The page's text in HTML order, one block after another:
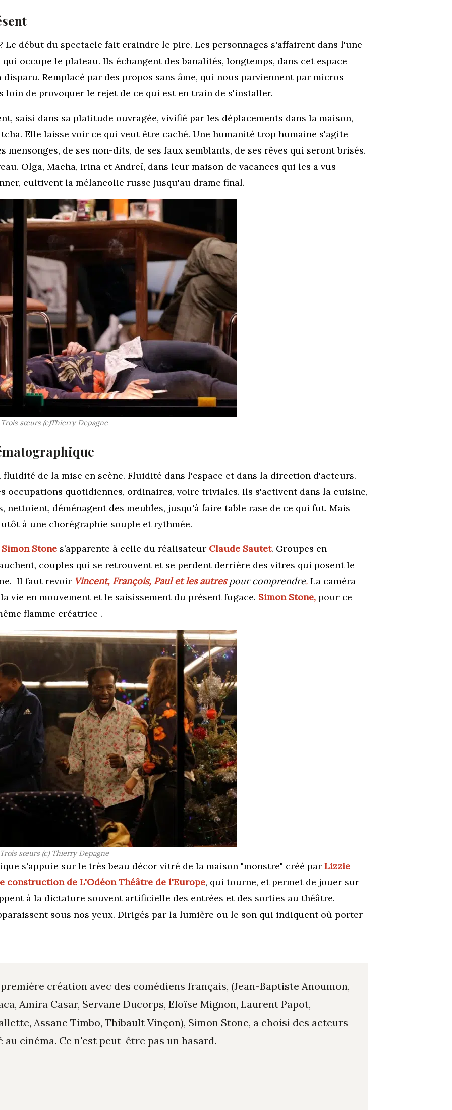
début du spectacle fait craindre le pire. Les personnages s'affairent dans l'une
occupe le plateau. Ils échangent des banalités, longtemps, dans cet espace
disparu. Remplacé par des propos sans âme, qui nous parviennent par micros
loin de provoquer le rejet de ce qui est en train de s'installer.
saisi dans sa platitude ouvragée, vivifié par les déplacements dans la maison,
Elle laisse voir ce qui veut être caché. Une humanité trop humaine s'agite
mensonges, de ses non-dits, de ses faux semblants, de ses rêves qui seront brisés.
Olga, Macha, Irina et Andreï, dans leur maison de vacances qui les a vus
cultivent la mélancolie russe jusqu'au drame final.
sœurs (c)Thierry Depagne
de la mise en scène. Fluidité dans l'espace et dans la direction d'acteurs.
occupations quotidiennes, ordinaires, voire triviales. Ils s'activent dans la cuisine,
nettoient, déménagent des meubles, jusqu'à faire table rase de ce qui fut. Mais
à une chorégraphie souple et rythmée.
Simon Stone s’apparente à celle du réalisateur Claude Sautet. Groupes en
couples qui se retrouvent et se perdent derrière des vitres qui posent le
Il faut revoir Vincent, François, Paul et les autrespour comprendre. La caméra
vie en mouvement et le saisissement du présent fugace. Simon Stone, pour ce
flamme créatrice .
sœurs (c) Thierry Depagne
s'appuie sur le très beau décor vitré de la maison "monstre" créé par Lizzie
construction de L'Odéon Théâtre de l'Europe, qui tourne, et permet de jouer sur
à la dictature souvent artificielle des entrées et des sorties au théâtre.
sous nos yeux. Dirigés par la lumière ou le son qui indiquent où porter
création avec des comédiens français, (Jean-Baptiste Anoumon,
Amira Casar, Servane Ducorps, Eloïse Mignon, Laurent Papot,
Assane Timbo, Thibault Vinçon), Simon Stone, a choisi des acteurs
cinéma. Ce n'est peut-être pas un hasard.